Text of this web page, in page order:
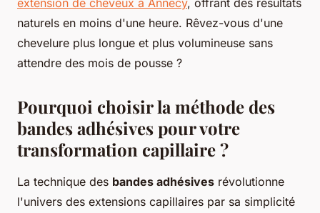
naturels en moins d'une heure. Rêvez-vous d'une
chevelure plus longue et plus volumineuse sans
attendre des mois de pousse ?
Pourquoi choisir la méthode des
bandes adhésives pour votre
transformation capillaire ?
La technique des bandes adhésives révolutionne
l'univers des extensions capillaires par sa simplicité